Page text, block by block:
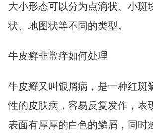
大小形态可以分为点滴状、小斑
状、地图状等不同的类型。
牛皮癣非常痒如何处理
牛皮癣又叫银屑病，是一种红斑
性的皮肤病，容易反复发作，表
表面有厚厚的白色的鳞屑，同时